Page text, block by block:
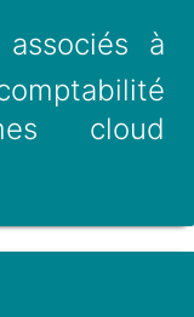
à
cloud